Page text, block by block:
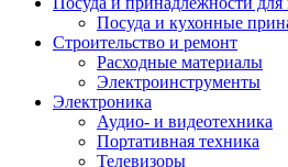
Посуда и кухонные
Строительство и ремонт
Расходные материалы
Электроинструменты
Электроника
Аудио- и видеотехника
Портативная техника
Телевизоры